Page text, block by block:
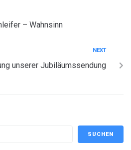
– Wahnsinn
NEXT
unserer Jubiläumssendung
SUCHEN